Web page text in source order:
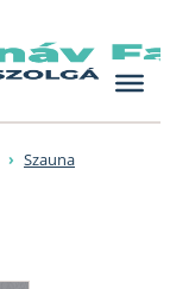
› Szauna